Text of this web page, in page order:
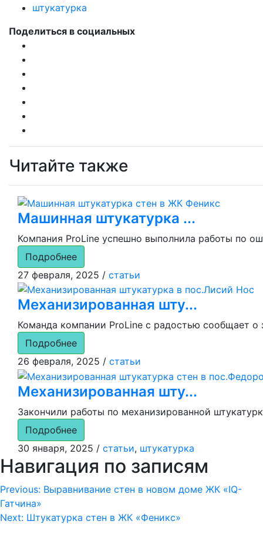
штукатурка
Поделиться в социальных
Читайте также
Машинная штукатурка ...
Компания ProLine успешно выполнила работы по
Подробнее
27 февраля, 2025 / статьи
Механизированная шту...
Команда компании ProLine с радостью сообщает о
Подробнее
26 февраля, 2025 / статьи
Механизированная шту...
Закончили работы по механизированной
Подробнее
30 января, 2025 / статьи, штукатурка
Навигация по записям
Previous: Выравнивание стен в новом доме ЖК «IQ-
Гатчина»
Next: Штукатурка стен в ЖК «Феникс»